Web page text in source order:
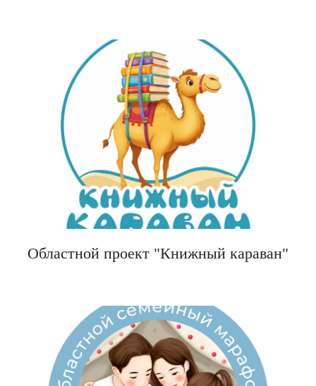
Областной проект "Книжный караван"